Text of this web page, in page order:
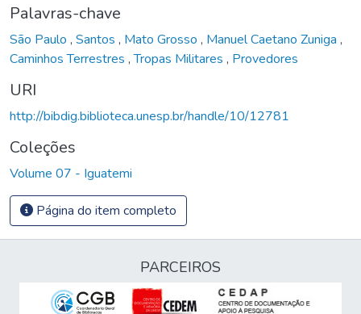
Palavras-chave
São Paulo , Santos , Mato Grosso , Manuel Caetano Zuniga ,
Caminhos Terrestres ,Tropas Militares , Provedores
URI
http://bibdig.biblioteca.unesp.br/handle/10/12781
Coleções
Volume 07 - Iguatemi
Página do item completo
PARCEIROS